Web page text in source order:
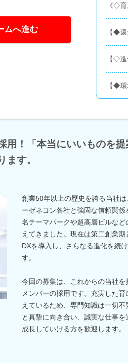
ムへ進む
《◇
【◆
【◇
【◆
用！「本当にいいものを提
ます。
創業50年以上の歴史を誇る当社
ーゼネコン各社と強固な信頼関係
名テーマパークや超高層ビルなど
えてきました。現在は第二創業期
DXを導入し、さらなる進化を続
す。
今回の募集は、これからの当社を
メンバーの採用です。充実した育
えているため、専門知識は一切不
と真摯に向き合い、誠実な仕事を
成長していける方を歓迎します。